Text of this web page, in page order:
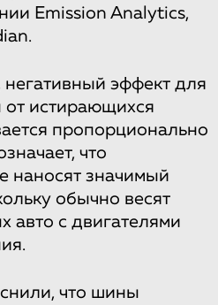
Emission Analytics,
негативный эффект для
истирающихся
пропорционально
что
наносят значимый
обычно весят
авто с двигателями
что шины